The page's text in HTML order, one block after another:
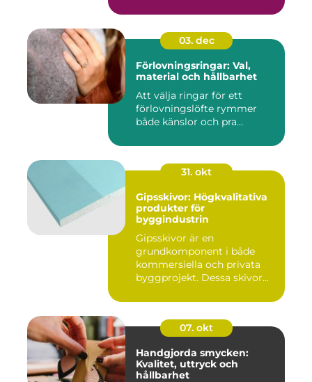
03. dec
Förlovningsringar: Val,
material och hållbarhet
Att välja ringar för ett
förlovningslöfte rymmer
både känslor och pra...
31. okt
Gipsskivor: Högkvalitativa
produkter för
byggindustrin
Gipsskivor är en
grundkomponent i både
kommersiella och privata
byggprojekt. Dessa skivor...
07. okt
Handgjorda smycken:
Kvalitet, uttryck och
hållbarhet